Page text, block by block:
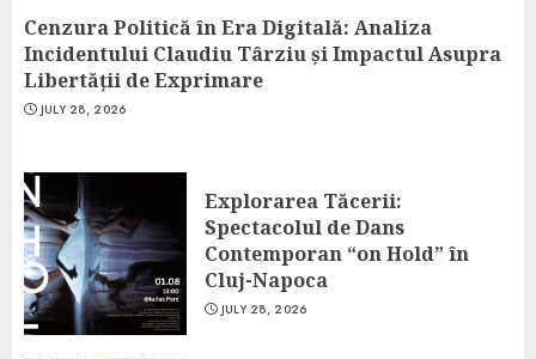
Cenzura Politică în Era Digitală: Analiza
Incidentului Claudiu Târziu și Impactul Asupra
Libertății de Exprimare
JULY 28, 2026
Explorarea Tăcerii:
Spectacolul de Dans
Contemporan “on Hold” în
Cluj-Napoca
JULY 28, 2026